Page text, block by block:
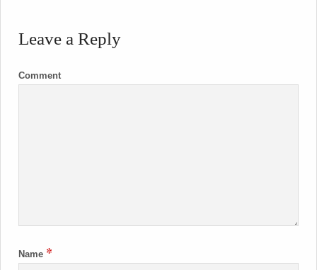
Leave a Reply
Comment
Name *